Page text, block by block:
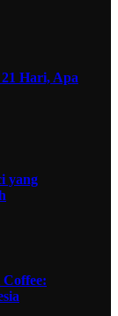
Hari, Apa
yang